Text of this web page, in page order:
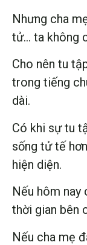
Nhưng cha
tử… ta không
Cho nên tu
trong tiếng
dài.
Có khi sự tu
sống tử tế
hiện diện.
Nếu hôm nay
thời gian bên
Nếu cha mẹ